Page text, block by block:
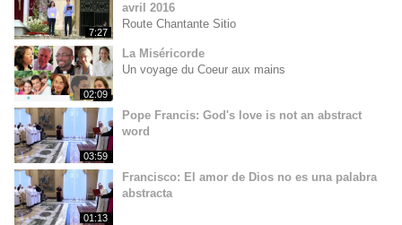
7:27
avril 2016
Route Chantante Sitio
02:09
La Miséricorde
Un voyage du Coeur aux mains
03:59
Pope Francis: God's love is not an abstract
word
01:13
Francisco: El amor de Dios no es una palabra
abstracta